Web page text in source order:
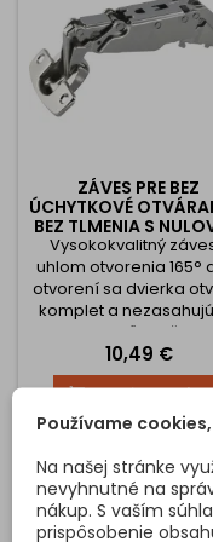
ZÁVES PRE BEZ
ÚCHYTKOVÉ
BEZ TLMENIA S
PRESAHOM 165°
Vysokokvalitný
uhlom otvorenia 165°
otvorení sa dvierka
komplet a
korpusu, vďaka čomu
možné záves použiť aj
skrinky ktoré
používa na dvierka
otváranie je
stlačenia dvierok.
Celokovový záves,
poniklovaný
Cena
10,49 €
 Vložiť do košíka
Používame
Na našej stránke
nevyhnutné na
nákup. S vaším
prispôsobenie